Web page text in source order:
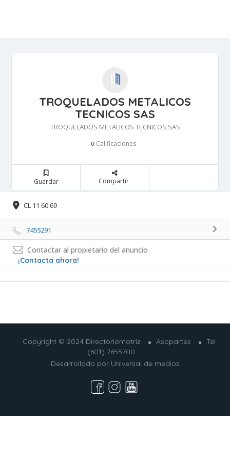
TROQUELADOS METALICOS
TECNICOS SAS
TROQUELADOS METALICOS TECNICOS SAS
0 Calificaciones
Guardar Compartir
CL 11 60 69
7455291
Contactar al propietario del anuncio
¡Contacta ahora!
Copyright © 2024 Directoriomotriz Asopartes
Tel
(601) 7655700
Desarrollado por Universal de medios